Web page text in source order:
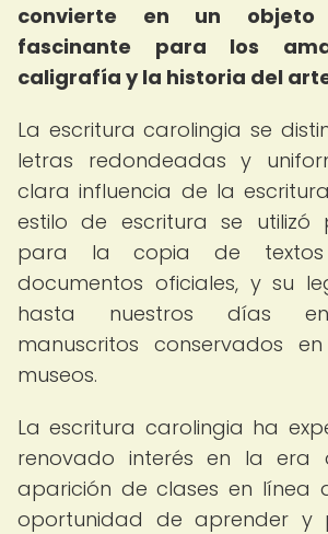
convierte en un
fascinante para los
caligrafía y la historia del
La escritura carolingia se
letras redondeadas y
clara influencia de la
estilo de escritura se utilizó
para la copia de textos
documentos oficiales, y su
hasta nuestros días en
manuscritos conservados
museos.
La escritura carolingia ha
renovado interés en la era
aparición de clases en línea
oportunidad de aprender y